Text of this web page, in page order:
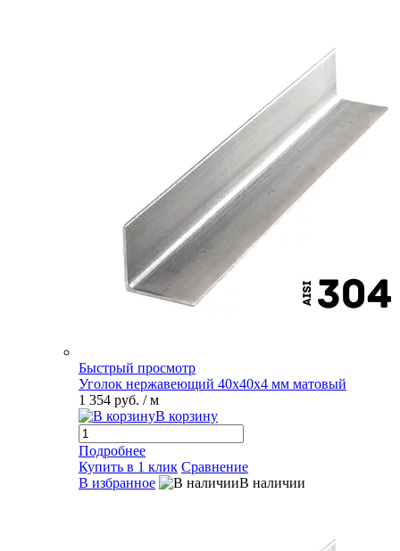
Быстрый просмотр
Уголок нержавеющий 40х40х4 мм матовый
1 354 руб. / м
В корзину
Подробнее
Купить в 1 клик Сравнение
В избранное
В наличии